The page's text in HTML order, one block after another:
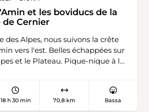
à Fankhaus (Trub) 879m,
Schlüchtli 1278m Napf
Chrüzbode 1155m et retour au
et les boviducs de la
Cernier
des Alpes, nous suivons la crête
vers l'est. Belles échappées sur
et le Plateau. Pique-nique à la
Cernier. Ce sont des chemins
au bétail, encadrés par des
18 h 30 min 70,8 km Bassa